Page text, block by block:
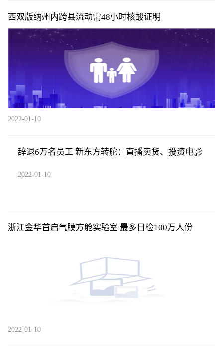
西双版纳州内跨县流动需48小时核酸证明
2022-01-10
辞退6万名员工 新东方转舵：直播卖货、投资电影
2022-01-10
浙江金华首启气膜方舱实验室 最多日检100万人份
2022-01-10